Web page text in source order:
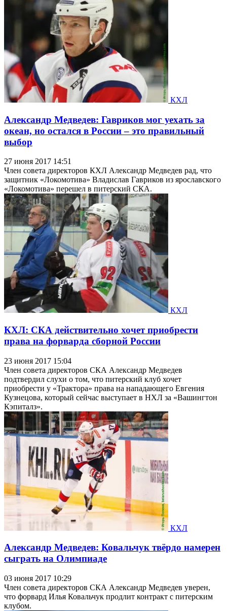
КХЛ
Александр Медведев: Гавриков мог уехать за
океан, но остался в России – это правильный
выбор
27 июня 2017 14:51
Член совета директоров КХЛ Александр Медведев рад, что
защитник «Локомотива» Владислав Гавриков из ярославского
«Локомотива» перешел в питерский СКА.
КХЛ
КХЛ: СКА действительно хочет приобрести
права на форварда сборной России
23 июня 2017 15:04
Член совета директоров СКА Александр Медведев
подтвердил слухи о том, что питерский клуб хочет
приобрести у «Трактора» права на нападающего Евгения
Кузнецова, который сейчас выступает в НХЛ за «Вашингтон
Кэпиталз».
КХЛ
Александр Медведев: Ковальчук твёрдо намерен
сыграть на Олимпиаде
03 июня 2017 10:29
Член совета директоров СКА Александр Медведев уверен,
что форвард Илья Ковальчук продлит контракт с питерским
клубом.